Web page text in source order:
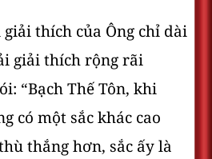
thích của Ông chỉ dài
giải thích rộng rãi
“Bạch Thế Tôn, khi
có một sắc khác cao
thắng hơn, sắc ấy là